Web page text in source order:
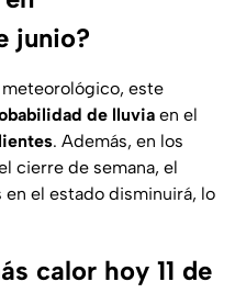
junio?
este
de lluvia en el
. Además, en los
cierre de semana, el
el estado disminuirá, lo
calor hoy 11 de